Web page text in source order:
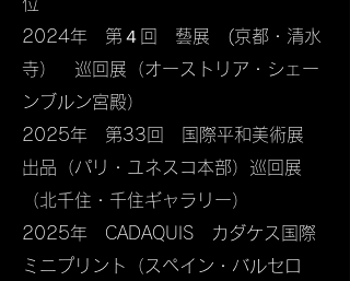
​2024年 第４回 藝展 (京都・清水
寺） 巡回展（オーストリア・シェー
ンブルン宮殿）
​2025年 第33回 国際平和美術展
出品（パリ・ユネスコ本部）巡回展
（北千住・千住ギャラリー）​
2025年 CADAQUIS カダケス国際
ミニプリント（スペイン・バルセロ